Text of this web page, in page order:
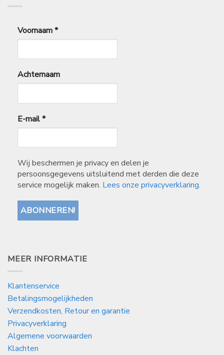
Voornaam*
Achternaam
E-mail*
Wij beschermen je privacy en delen je
persoonsgegevens uitsluitend met derden die deze
service mogelijk maken. Lees onze privacyverklaring.
MEER INFORMATIE
Klantenservice
Betalingsmogelijkheden
Verzendkosten, Retour en garantie
Privacyverklaring
Algemene voorwaarden
Klachten